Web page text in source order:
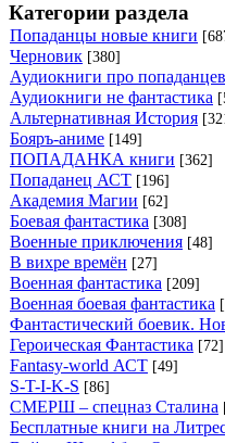
Категории раздела
Попаданцы новые книги
Черновик [380]
Аудиокниги про попаданцев
Аудиокниги не фантастика
Альтернативная История
Бояръ-аниме [149]
ПОПАДАНКА книги [362]
Попаданец АСТ [196]
Академия Магии [62]
Боевая фантастика [308]
Военные приключения [48]
В вихре времён [27]
Военная фантастика [209]
Военная боевая фантастика
Фантастический боевик.
Героическая Фантастика [72]
Fantasy-world АСТ [49]
S-T-I-K-S [86]
СМЕРШ – спецназ Сталина
Бесплатные книги на